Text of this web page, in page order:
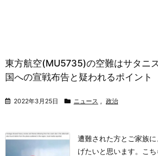
東方航空(MU5735)の空難はサタニ
国への宣戦布告と疑われるポイント
2022年3月25日 ニュース , 政治
遭難された方とご家族
げたいと思います。 こ